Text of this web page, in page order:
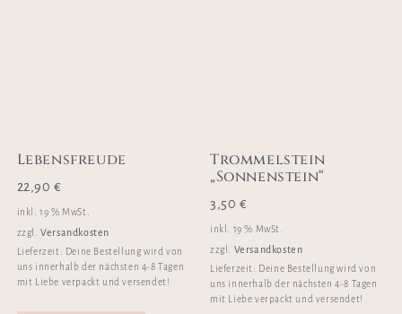
Lebensfreude
22,90€
inkl. 19 % MwSt.
zzgl.Versandkosten
Lieferzeit: Deine Bestellung wird von
uns innerhalb der nächsten 4-8 Tagen
mit Liebe verpackt und versendet!
Trommelstein
„Sonnenstein“
3,50 €
inkl. 19 % MwSt.
zzgl. Versandkosten
Lieferzeit: Deine Bestellung wird von
uns innerhalb der nächsten 4-8 Tagen
mit Liebe verpackt und versendet!